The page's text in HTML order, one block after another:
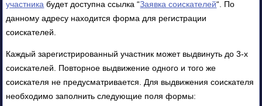
участника будет доступна ссылка “Заявка соискателей“. По
данному адресу находится форма для регистрации
соискателей.
Каждый зарегистрированный участник может выдвинуть до 3-х
соискателей. Повторное выдвижение одного и того же
соискателя не предусматривается. Для выдвижения соискателя
необходимо заполнить следующие поля формы: